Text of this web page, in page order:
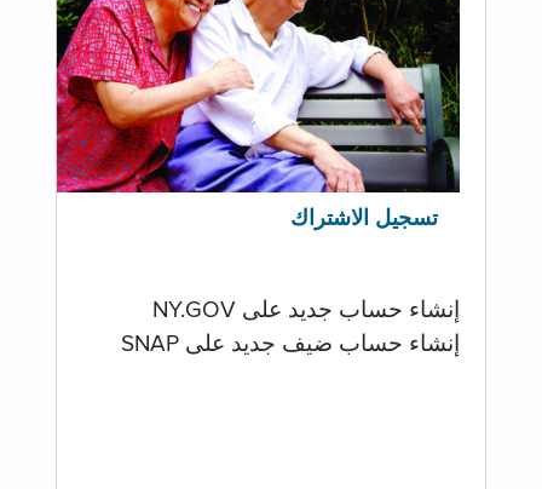
تسجيل الاشتراك
إنشاء حساب جديد على NY.GOV
إنشاء حساب ضيف جديد على SNAP